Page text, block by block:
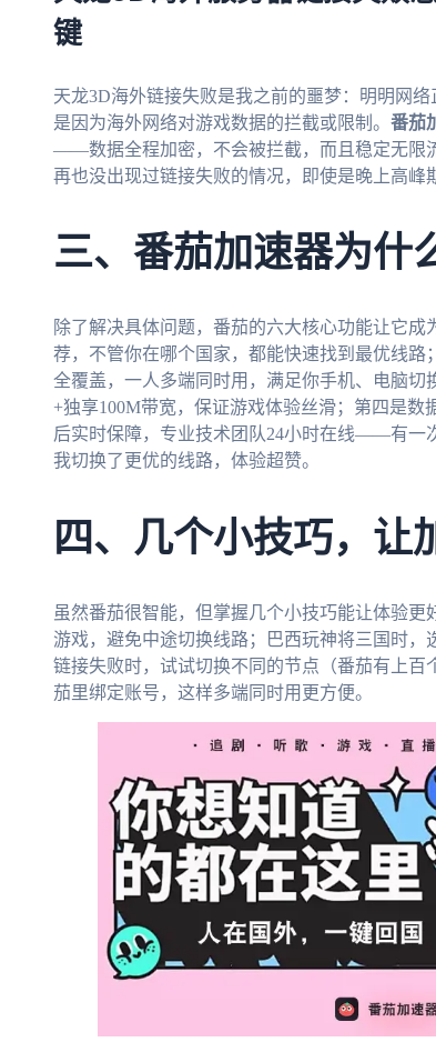
键
天龙3D海外链接失败是我之前的噩梦：明明网
是因为海外网络对游戏数据的拦截或限制。 番茄
——数据全程加密，不会被拦截，而且稳定无限
再也没出现过链接失败的情况，即使是晚上高峰
三、番茄加速器为什
除了解决具体问题，番茄的六大核心功能让它
荐，不管你在哪个国家，都能快速找到最优线
全覆盖，一人多端同时用，满足你手机、电脑
+独享100M带宽，保证游戏体验丝滑；第四是
后实时保障，专业技术团队24小时在线——有一
我切换了更优的线路，体验超赞。
四、几个小技巧，让
虽然番茄很智能，但掌握几个小技巧能让体验
游戏，避免中途切换线路；巴西玩神将三国时，
链接失败时，试试切换不同的节点（番茄有上
茄里绑定账号，这样多端同时用更方便。